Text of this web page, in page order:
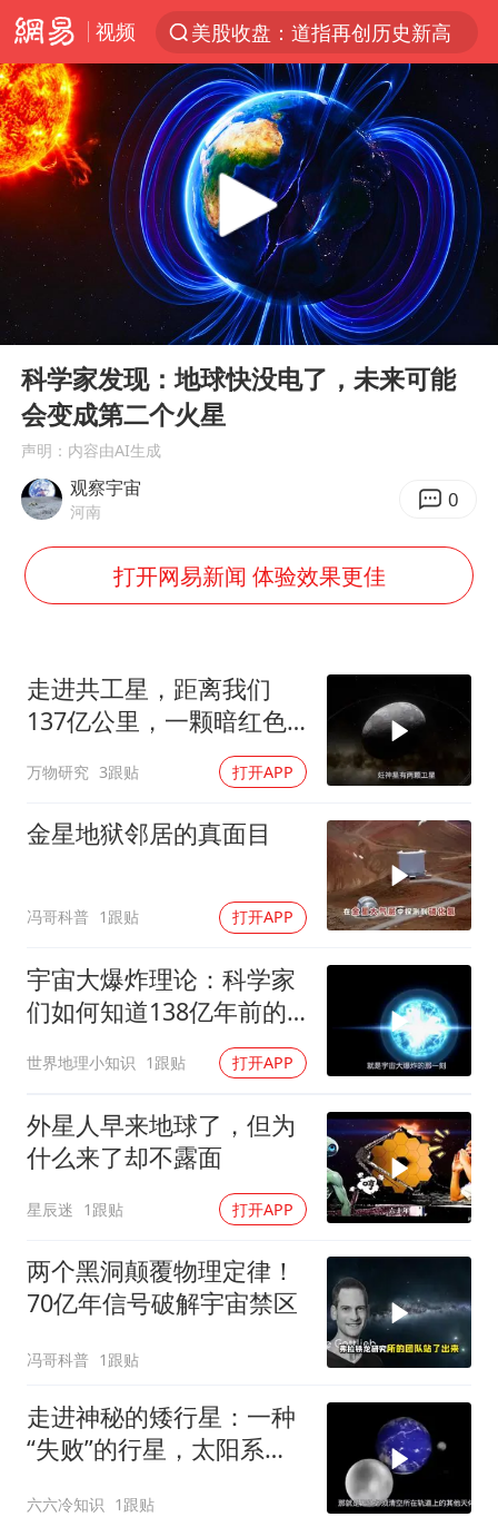
视频
美股收盘：道指再创历史新高
服务提质，内需扩容有保障
人贩子“梅姨”真实姓名曝光
“老头乐”悬挂“蒙H好几个8”上路
41岁女子为鼓励女儿考研上岸985
河南：领导干部要带头休假
中国宣布5项对美反制措施
被妻子举报丈夫与情人一审获刑1年
“中国游”持续带火“中国购”
你常吃的兰州拉面要改名了，或改名青海拉面
急诊医生漏诊致2岁患儿死亡获刑1年
李在明：韩国进入国家灾难状态
女子旅游错把丧葬品当纪念品买下
“煎饼叔叔”张建武离世
Play
00:00 06:14
科学家发现：地球快没电了，未来可能
会变成第二个火星
声明：内容由AI生成
观察宇宙
河南 0
打开网易新闻 体验效果更佳
走进共工星，距离我们
137亿公里，一颗暗红色
万物研究 3跟贴 打开APP
金星地狱邻居的真面目
冯哥科普 1跟贴 打开APP
宇宙大爆炸理论：科学家
们如何知道138亿年前的
世界地理小知识 1跟贴 打开APP
外星人早来地球了，但为
什么来了却不露面
星辰迷 1跟贴 打开APP
两个黑洞颠覆物理定律！
70亿年信号破解宇宙禁区
冯哥科普 1跟贴
走进神秘的矮行星：一种
“失败”的行星，太阳系有6
六六冷知识 1跟贴